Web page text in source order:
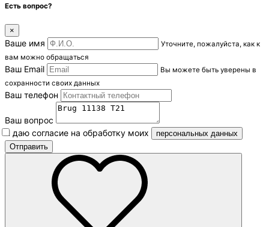
Есть вопрос?
×
Ваше имя
Уточните, пожалуйста, как к
вам можно обращаться
Ваш Email
Вы можете быть уверены в
сохранности своих данных
Ваш телефон
Ваш вопрос
Я даю согласие на обработку моих
персональных данных